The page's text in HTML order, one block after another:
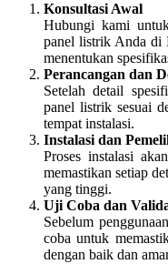
Konsultasi Awal
Hubungi kami
panel listrik Anda di
menentukan
Perancangan dan
Setelah detail
panel listrik sesuai
tempat instalasi.
Instalasi dan
Proses instalasi
memastikan setiap
yang tinggi.
Uji Coba dan
Sebelum
coba untuk
dengan baik dan